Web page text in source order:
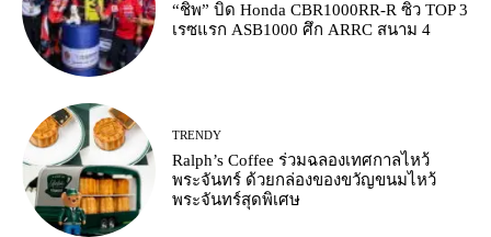
“ชิพ” บิด Honda CBR1000RR-R ซิว TOP 3
เรซแรก ASB1000 ศึก ARRC สนาม 4
TRENDY
Ralph’s Coffee ร่วมฉลองเทศกาลไหว้
พระจันทร์ ด้วยกล่องของขวัญขนมไหว้
พระจันทร์สุดพิเศษ